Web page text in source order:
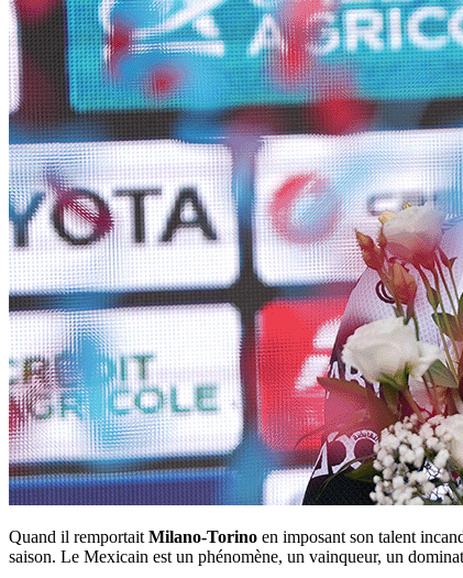
Quand il remportaitMilano-Torino en imposant son talent
saison. Le Mexicain est un phénomène, un vainqueur, un